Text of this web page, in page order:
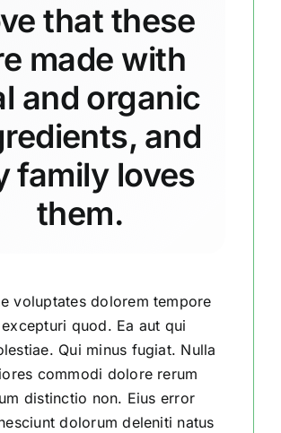
that these
made with
and organic
and
family loves
them.
voluptates dolorem tempore
quod. Ea aut qui
Qui minus fugiat. Nulla
commodi dolore rerum
distinctio non. Eius error
dolorum deleniti natus